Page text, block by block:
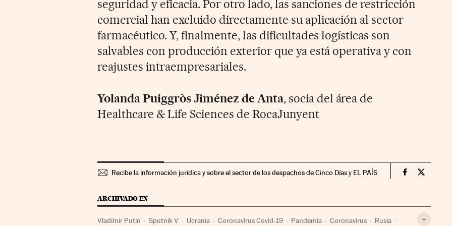
seguridad y eficacia. Por otro lado, las sanciones de restricción
comercial han excluido directamente su aplicación al sector
farmacéutico. Y, finalmente, las dificultades logísticas son
salvables con producción exterior que ya está operativa y con
reajustes intraempresariales.
Yolanda Puiggròs Jiménez de Anta, socia del área de
Healthcare & Life Sciences de RocaJunyent
Recibe la información jurídica y sobre el sector de los despachos de Cinco Días y EL PAÍS Legal Cinco
Legal
ARCHIVADO EN
Vladímir Putin Sputnik V Ucrania Coronavirus Covid-19 Pandemia Coronavirus Rusia